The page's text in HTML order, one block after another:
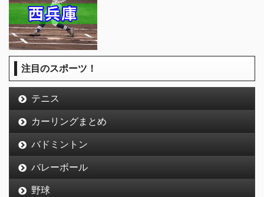
注目のスポーツ！
テニス
カーリングまとめ
バドミントン
バレーボール
野球